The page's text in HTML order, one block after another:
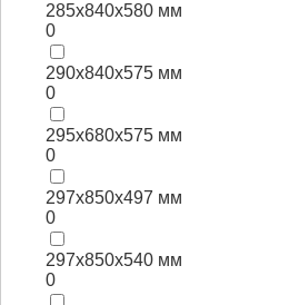
285х840х580 мм
0
290х840х575 мм
0
295х680х575 мм
0
297х850х497 мм
0
297х850х540 мм
0